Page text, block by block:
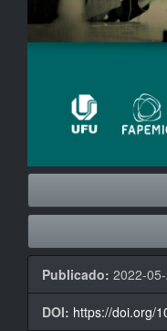
Publicado: 2022-
DOI: https://doi.org/